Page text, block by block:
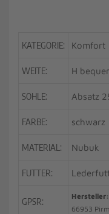
KATEGORIE: Komfort
WEITE: H
SOHLE: Absatz
FARBE: schwarz
MATERIAL: Nubuk
FUTTER:
GPSR: Hersteller:
66953